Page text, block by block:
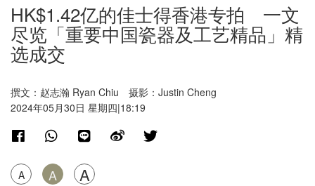
HK$1.42亿的佳士得香港专拍 一文
尽览「重要中国瓷器及工艺精品」精
选成交
撰文：赵志瀚 Ryan Chiu 摄影：Justin Cheng
2024年05月30日 星期四|18:19
A A A